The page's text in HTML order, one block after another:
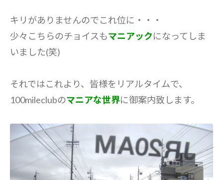
キリがありませんのでこれ位に・・・
少々こちらのチョイスもマニアックになってしま
いました(笑)
それではこれより、皆様をリアルタイムで、
100mileclubのマニアな世界に御案内致します。